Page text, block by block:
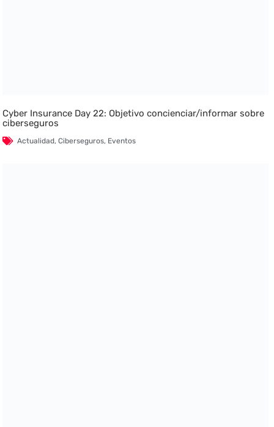
Cyber Insurance Day 22: Objetivo concienciar/informar sobre
ciberseguros
Actualidad,Ciberseguros, Eventos